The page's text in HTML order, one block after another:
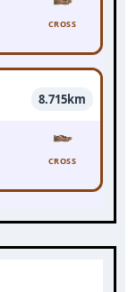
CROSS
8.715km
CROSS